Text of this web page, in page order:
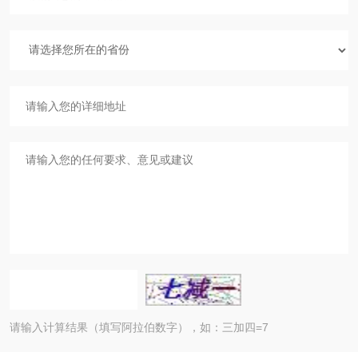
请输入计算结果（填写阿拉伯数字），如：三加四=7